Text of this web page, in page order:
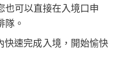
也可以直接在入境口申
隊。
快速完成入境，開始愉快